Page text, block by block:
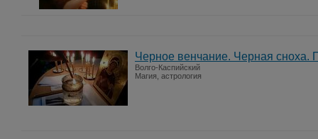
Черное венчание. Черная сноха.
Волго-Каспийский
Магия, астрология